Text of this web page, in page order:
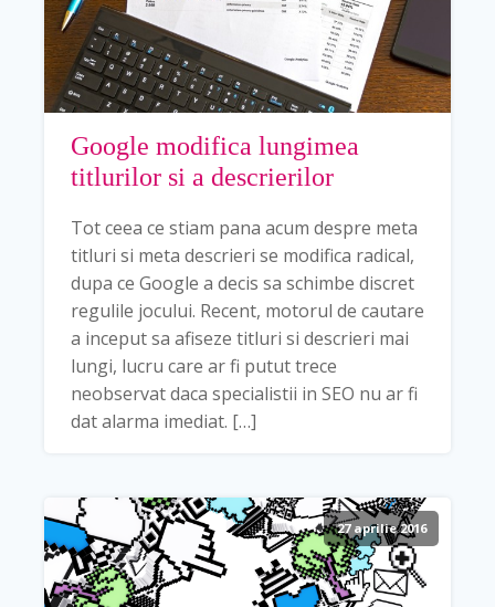
Google modifica lungimea
titlurilor si a descrierilor
Tot ceea ce stiam pana acum despre meta
titluri si meta descrieri se modifica radical,
dupa ce Google a decis sa schimbe discret
regulile jocului. Recent, motorul de cautare
a inceput sa afiseze titluri si descrieri mai
lungi, lucru care ar fi putut trece
neobservat daca specialistii in SEO nu ar fi
dat alarma imediat. […]
27 aprilie 2016